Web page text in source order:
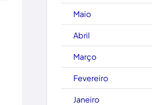
Caetanos
Caetité
Candiba
Cândido Sales
Caraíbas
Maio
Abril
Março
Fevereiro
Janeiro